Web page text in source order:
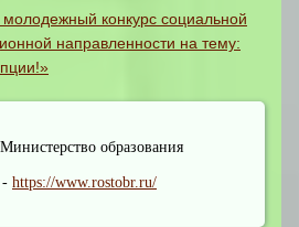
конкурс социальной
направленности на тему:
образования
- https://www.rostobr.ru/